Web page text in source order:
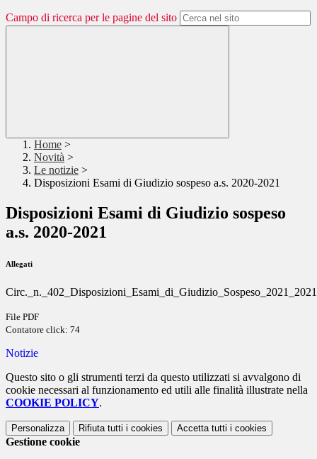
Campo di ricerca per le pagine del sito
Home >
Novità >
Le notizie >
Disposizioni Esami di Giudizio sospeso a.s. 2020-2021
Disposizioni Esami di Giudizio sospeso
a.s. 2020-2021
Allegati
File PDF
Contatore click: 74
Notizie
Questo sito o gli strumenti terzi da questo utilizzati si avvalgono di
cookie necessari al funzionamento ed utili alle finalità illustrate nella
COOKIE POLICY.
Personalizza Rifiuta tutti i cookies Accetta tutti i cookies
Gestione cookie